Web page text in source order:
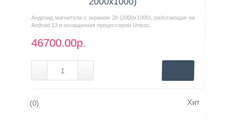
Андроид магнитола с экраном 2К (2000х1000), работающая на
Android 13 и оснащенная процессором Unisoc..
46700.00р.
(0) Хит